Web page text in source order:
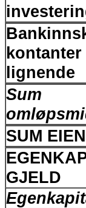
kontanter
lignende
Sum
SUM
GJELD